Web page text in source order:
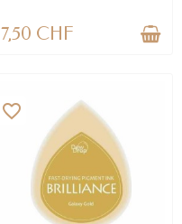
7,50 CHF
favorite_border